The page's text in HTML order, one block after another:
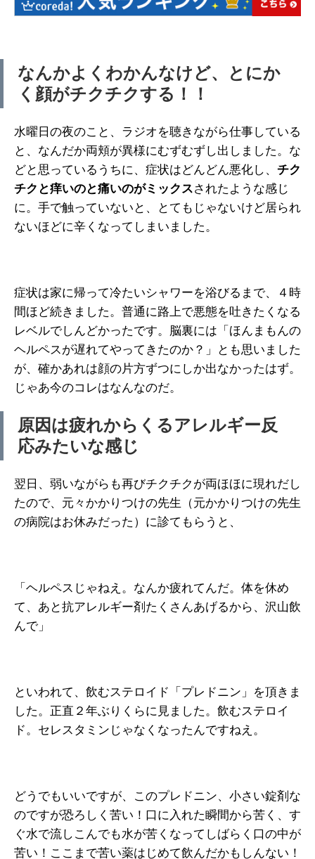
なんかよくわかんなけど、とにか
く顔がチクチクする！！
水曜日の夜のこと、ラジオを聴きながら仕事している
と、なんだか両頬が異様にむずむずし出しました。な
どと思っているうちに、症状はどんどん悪化し、 チク
チクと痒いのと痛いのがミックスされたような感じ
に。手で触っていないと、とてもじゃないけど居られ
ないほどに辛くなってしまいました。
症状は家に帰って冷たいシャワーを浴びるまで、４時
間ほど続きました。普通に路上で悪態を吐きたくなる
レベルでしんどかったです。脳裏には「ほんまもんの
ヘルペスが遅れてやってきたのか？」とも思いました
が、確かあれは顔の片方ずつにしか出なかったはず。
じゃあ今のコレはなんなのだ。
原因は疲れからくるアレルギー反
応みたいな感じ
翌日、弱いながらも再びチクチクが両ほほに現れだし
たので、元々かかりつけの先生（元かかりつけの先生
の病院はお休みだった）に診てもらうと、
「ヘルペスじゃねえ。なんか疲れてんだ。体を休め
て、あと抗アレルギー剤たくさんあげるから、沢山飲
んで」
といわれて、飲むステロイド「プレドニン」を頂きま
した。正直２年ぶりくらに見ました。飲むステロイ
ド。セレスタミンじゃなくなったんですねえ。
どうでもいいですが、このプレドニン、小さい錠剤な
のですが恐ろしく苦い！口に入れた瞬間から苦く、す
ぐ水で流しこんでも水が苦くなってしばらく口の中が
苦い！ここまで苦い薬はじめて飲んだかもしんない！